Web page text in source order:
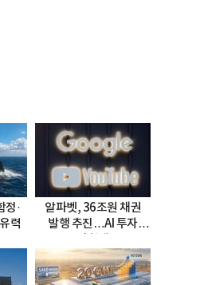
정·
력
알파벳, 36조원 채권
발행 추진…AI 투자